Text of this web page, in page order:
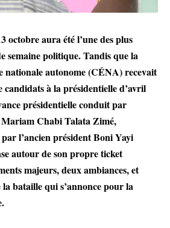
octobre aura été l’une des plus
semaine politique. Tandis que la
nationale autonome (CÉNA) recevait
à la présidentielle d’avril
présidentielle conduit par
Chabi Talata Zimé,
par l’ancien président Boni Yayi
autour de son propre ticket
majeurs, deux ambiances, et
bataille qui s’annonce pour la